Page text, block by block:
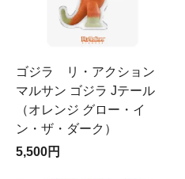
ゴジラ リ・アクション
マルサン ゴジラ Jテール
（オレンジ グロー・イ
ン・ザ・ダーク）
5,500円